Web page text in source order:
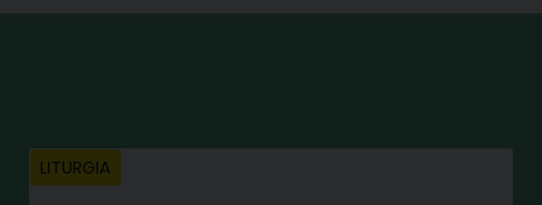
LITURGIA